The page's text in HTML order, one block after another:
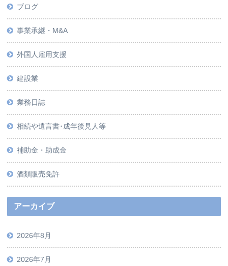
ブログ
事業承継・M&A
外国人雇用支援
建設業
業務日誌
相続や遺言書･成年後見人等
補助金・助成金
酒類販売免許
アーカイブ
2026年8月
2026年7月